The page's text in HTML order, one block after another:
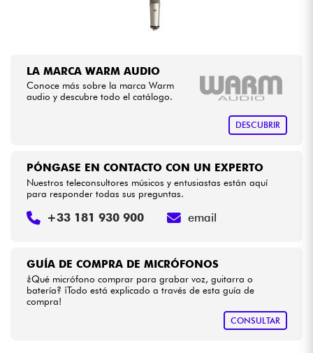
Bundle
Ver nuestras marcas
LA MARCA WARM AUDIO
Conoce más sobre la marca Warm
audio y descubre todo el catálogo.
DESCUBRIR
GUÍA DE COMPRA DE MICRÓFONOS
¿Qué micrófono comprar para grabar voz, guitarra o
batería? ¡Todo está explicado a través de esta guía de
compra!
CONSULTAR
PÓNGASE EN CONTACTO CON UN EXPERTO
Nuestros teleconsultores músicos y entusiastas están aquí
para responder todas sus preguntas.
+33 181 930 900 email